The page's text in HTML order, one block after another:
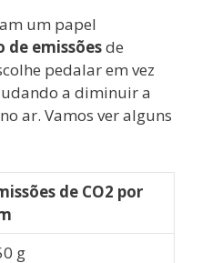
um papel
de emissõesde
pedalar em vez
a diminuir a
ar. Vamos ver alguns
de CO2 por
g